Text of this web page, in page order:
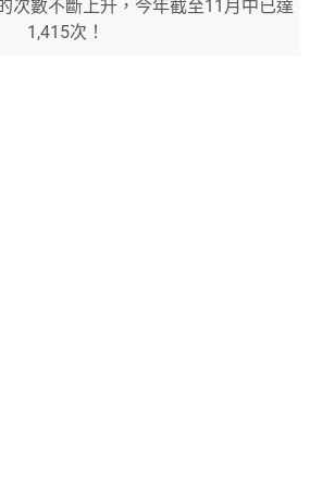
次數不斷上升，今年截至11月中已達
1,415次！